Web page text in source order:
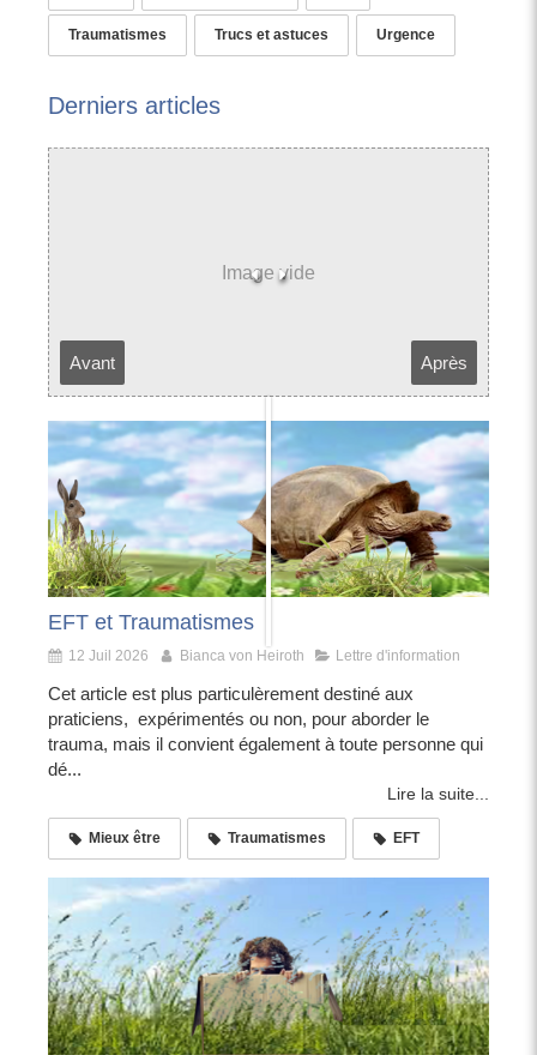
Traumatismes Trucs et astuces Urgence
Derniers articles
Avant Après
EFT et Traumatismes
12 Juil 2026 Bianca von Heiroth Lettre d'information
Cet article est plus particulèrement destiné aux
praticiens, expérimentés ou non, pour aborder le
trauma, mais il convient également à toute personne qui
dé...
Lire la suite...
Mieux être Traumatismes EFT